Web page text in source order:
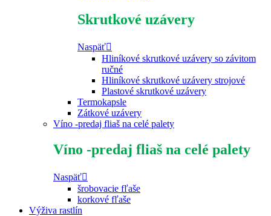
Skrutkové uzávery
Naspäť
Hliníkové skrutkové uzávery so závitom
ručné
Hliníkové skrutkové uzávery strojové
Plastové skrutkové uzávery
Termokapsle
Zátkové uzávery
Víno -predaj fliaš na celé palety
Víno -predaj fliaš na celé palety
Naspäť
šrobovacie fľaše
korkové fľaše
Výživa rastlín